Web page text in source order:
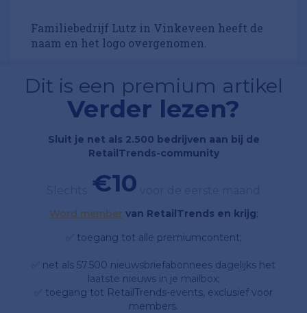
Familiebedrijf Lutz in Vinkeveen heeft de
naam en het logo overgenomen.
Dit is een premium artikel
Verder lezen?
Sluit je net als 2.500 bedrijven aan bij de
RetailTrends-community
€10
Word member van RetailTrends en krijg;
✅ toegang tot alle premiumcontent;
✅ net als 57.500 nieuwsbriefabonnees dagelijks het
laatste nieuws in je mailbox;
✅ toegang tot RetailTrends-events, exclusief voor
members.